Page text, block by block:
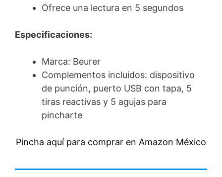
Ofrece una lectura en 5 segundos
Especificaciones:
Marca: Beurer
Complementos incluidos: dispositivo
de punción, puerto USB con tapa, 5
tiras reactivas y 5 agujas para
pincharte
Pincha aquí para comprar en Amazon México